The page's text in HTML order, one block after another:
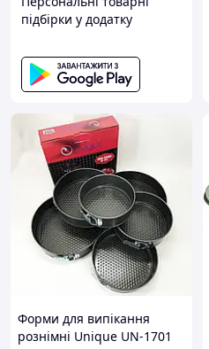
підбірки у додатку
Форми для випікання
рознімні Unique UN-1701